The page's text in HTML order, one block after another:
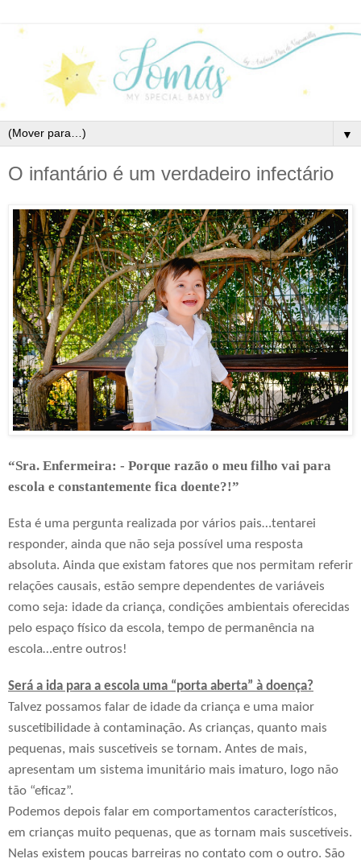
▼
O infantário é um verdadeiro infectário
“Sra. Enfermeira: - Porque razão o meu filho vai para
escola e constantemente fica doente?!”
Esta é uma pergunta realizada por vários pais…tentarei
responder, ainda que não seja possível uma resposta
absoluta. Ainda que existam fatores que nos permitam referir
relações causais, estão sempre dependentes de variáveis
como seja: idade da criança, condições ambientais oferecidas
pelo espaço físico da escola, tempo de permanência na
escola…entre outros!
Será a ida para a escola uma “porta aberta” à doença?
Talvez possamos falar de idade da criança e uma maior
suscetibilidade à contaminação. As crianças, quanto mais
pequenas, mais suscetíveis se tornam. Antes de mais,
apresentam um sistema imunitário mais imaturo, logo não
tão “eficaz”.
Podemos depois falar em comportamentos característicos,
em crianças muito pequenas, que as tornam mais suscetíveis.
Nelas existem poucas barreiras no contato com o outro. São